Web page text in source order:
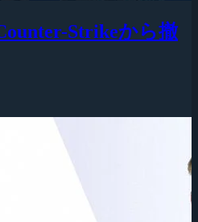
Strikeから撤